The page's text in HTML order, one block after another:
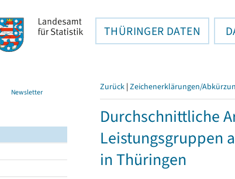
THÜRINGER DATEN
Newsletter Zurück | Zeichenerklärungen/
Durchschnittliche
Leistungsgruppen
in Thüringen